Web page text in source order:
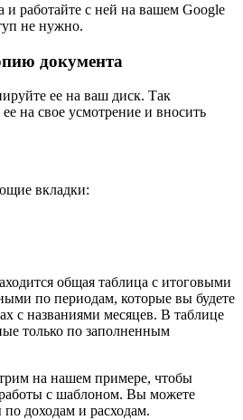
работайте с ней на вашем Google
не нужно.
документа
ее на ваш диск. Так
на свое усмотрение и вносить
вкладки:
общая таблица с итоговыми
по периодам, которые вы будете
с названиями месяцев. В таблице
только по заполненным
на нашем примере, чтобы
с шаблоном. Вы можете
доходам и расходам.